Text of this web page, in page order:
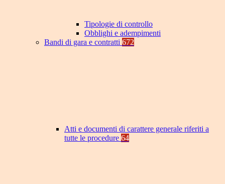
Tipologie di controllo
Obblighi e adempimenti
Bandi di gara e contratti 672
Atti e documenti di carattere generale riferiti a
tutte le procedure 64